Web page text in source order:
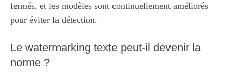
fermés, et les modèles sont continuellement améliorés
pour éviter la détection.
Le watermarking texte peut-il devenir la
norme ?